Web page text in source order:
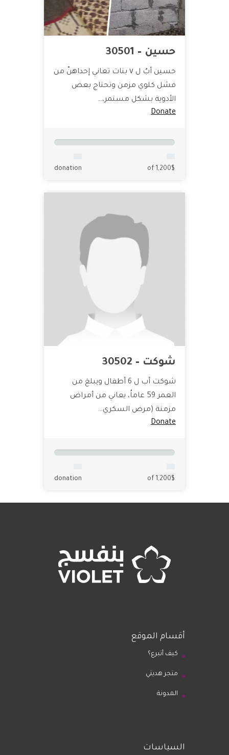
حسين – 30501
حسين أبٌ ل ٧ بنات تعاني إحداهنّ من
فشل كلوي مزمن وتحتاج بعض
الأدوية بشكل مستمر،…
Donate
of 1,200$
donation
شوكت – 30502
شوكت أب ل 6 أطفال ويبلغ من
العمر 59 عاماُ، يعاني من أمراض
مزمنة (مرض السكري…
Donate
of 1,200$
donation
أقسام الموقع
كيف أتبرع؟
متجر هديتي
المدونة
السياسات